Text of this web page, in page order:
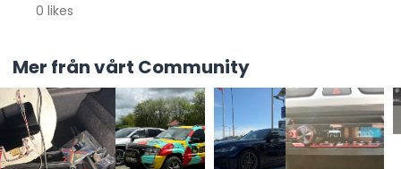
modeller. Vill du även byta ut högtalarna i
bakdörrarna? Kolla in koaxialhögtalaren
VO1.6CX
!
0 likes
Mer från vårt Community